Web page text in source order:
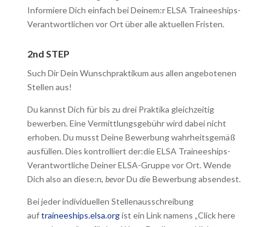
Informiere Dich einfach bei Deinem:r ELSA Traineeships-
Verantwortlichen vor Ort über alle aktuellen Fristen.
2nd STEP
Such Dir Dein Wunschpraktikum aus allen angebotenen
Stellen aus!
Du kannst Dich für bis zu drei Praktika gleichzeitig
bewerben. Eine Vermittlungsgebühr wird dabei nicht
erhoben. Du musst Deine Bewerbung wahrheitsgemäß
ausfüllen. Dies kontrolliert der:die ELSA Traineeships-
Verantwortliche Deiner ELSA-Gruppe vor Ort. Wende
Dich also an diese:n, bevorDu die Bewerbung absendest.
Bei jeder individuellen Stellenausschreibung
auftraineeships.elsa.orgist ein Link namens „Click here